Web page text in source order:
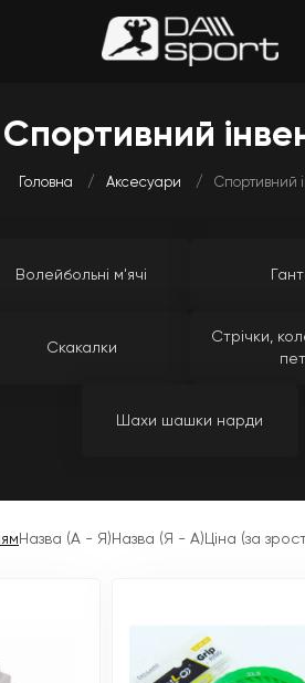
Спортивний
Головна Аксесуари Спортивний
Волейбольні м'ячі
Скакалки
Стрічки,
Шахи шашки нарди
Назва (А - Я) Назва (Я - А) Ціна (за